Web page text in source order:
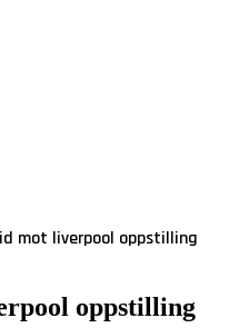
mot liverpool oppstilling
oppstilling